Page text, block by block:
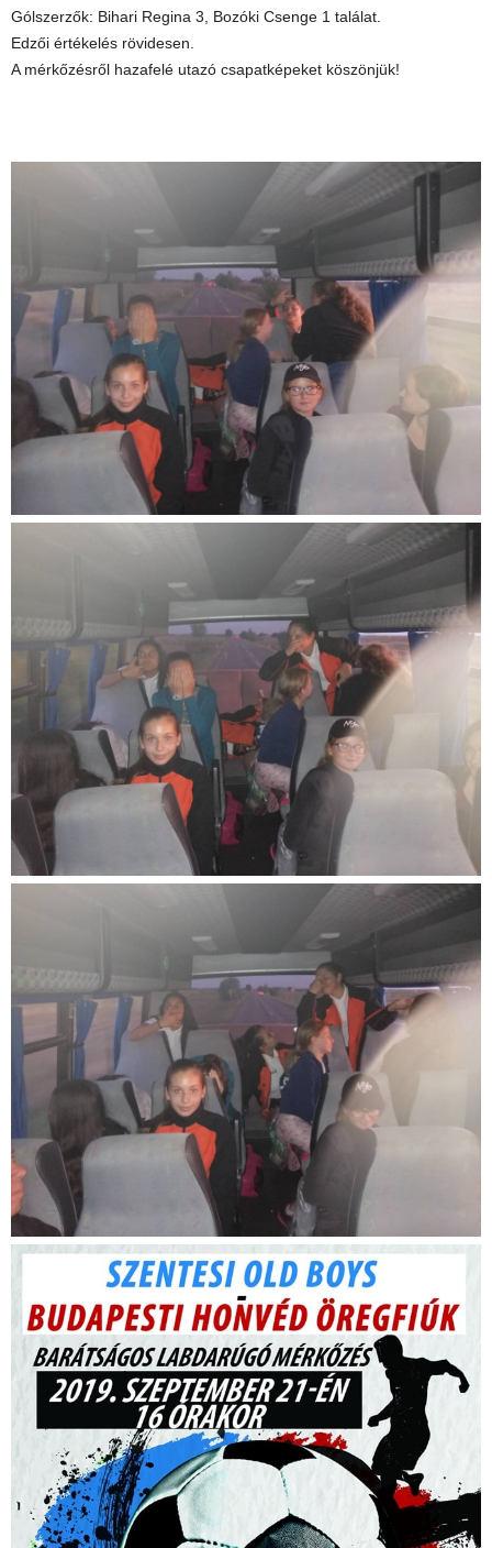
Gólszerzők: Bihari Regina 3, Bozóki Csenge 1 találat.
Edzői értékelés rövidesen.
A mérkőzésről hazafelé utazó csapatképeket köszönjük!